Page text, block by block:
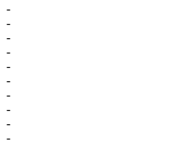
-
-
-
-
-
-
-
-
-
-